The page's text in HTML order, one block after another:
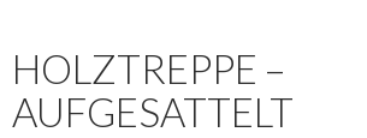
HOLZTREPPE –
AUFGESATTELT